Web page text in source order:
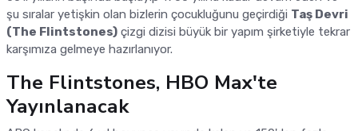
şu sıralar yetişkin olan bizlerin çocukluğunu geçirdiği Taş Devri
(The Flintstones)çizgi dizisi büyük bir yapım şirketiyle tekrar
karşımıza gelmeye hazırlanıyor.
The Flintstones, HBO Max'te
Yayınlanacak